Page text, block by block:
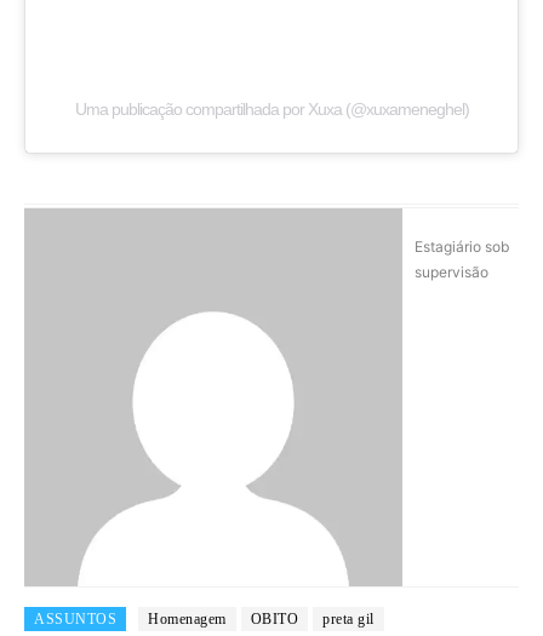
Uma publicação compartilhada por Xuxa (@xuxameneghel)
Estagiário sob
supervisão
ASSUNTOS Homenagem OBITO preta gil